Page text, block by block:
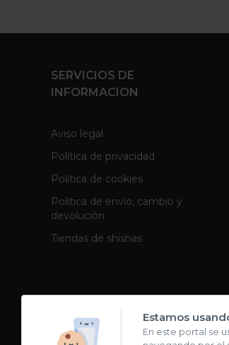
SERVICIOS DE
INFORMACION
Aviso legal
Política de privacidad
Política de cookies
Política de envío, cambio y
devolución
Tiendas de shishas
Estamos
En este portal se